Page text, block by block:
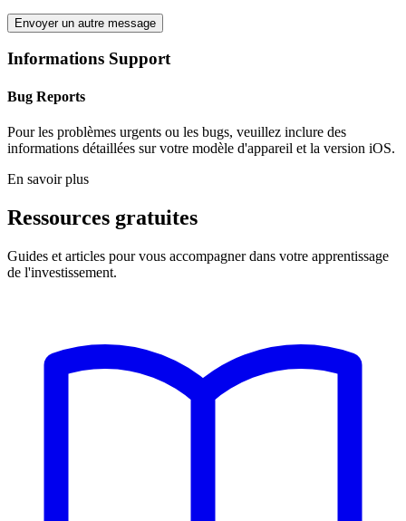
Envoyer un autre message
Informations Support
Bug Reports
Pour les problèmes urgents ou les bugs, veuillez inclure des
informations détaillées sur votre modèle d'appareil et la version iOS.
En savoir plus
Ressources gratuites
Guides et articles pour vous accompagner dans votre apprentissage
de l'investissement.